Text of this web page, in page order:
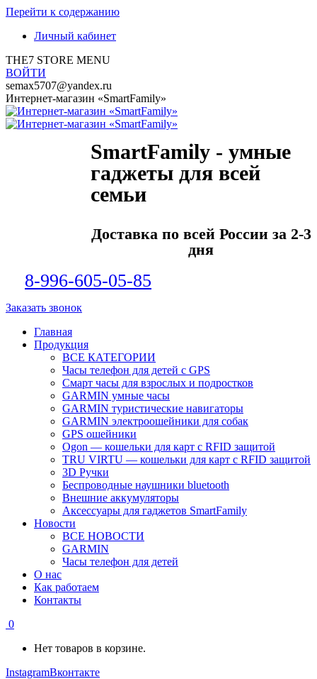
Перейти к содержанию
Личный кабинет
THE7 STORE MENU
ВОЙТИ
semax5707@yandex.ru
Интернет-магазин «SmartFamily»
SmartFamily - умные
гаджеты для всей
семьи
Доставка по всей России за 2-3
дня
8-996-605-05-85
Заказать звонок
Главная
Продукция
ВСЕ КАТЕГОРИИ
Часы телефон для детей с GPS
Смарт часы для взрослых и подростков
GARMIN умные часы
GARMIN туристические навигаторы
GARMIN электроошейники для собак
GPS ошейники
Ogon — кошельки для карт с RFID защитой
TRU VIRTU — кошельки для карт с RFID защитой
3D Ручки
Беспроводные наушники bluetooth
Внешние аккумуляторы
Аксессуары для гаджетов SmartFamily
Новости
ВСЕ НОВОСТИ
GARMIN
Часы телефон для детей
О нас
Как работаем
Контакты
0
Нет товаров в корзине.
InstagramВконтакте